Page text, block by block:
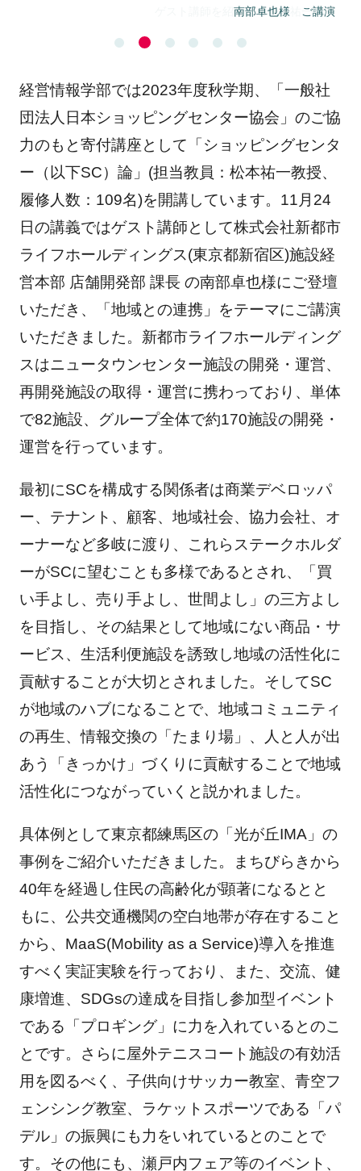
南部卓也様 ご講演
経営情報学部では2023年度秋学期、「一般社
団法人日本ショッピングセンター協会」のご協
力のもと寄付講座として「ショッピングセンタ
ー（以下SC）論」(担当教員：松本祐一教授、
履修人数：109名)を開講しています。11月24
日の講義ではゲスト講師として株式会社新都市
ライフホールディングス(東京都新宿区)施設経
営本部 店舗開発部 課長 の南部卓也様にご登壇
いただき、「地域との連携」をテーマにご講演
いただきました。新都市ライフホールディング
スはニュータウンセンター施設の開発・運営、
再開発施設の取得・運営に携わっており、単体
で82施設、グループ全体で約170施設の開発・
運営を行っています。
最初にSCを構成する関係者は商業デベロッパ
ー、テナント、顧客、地域社会、協力会社、オ
ーナーなど多岐に渡り、これらステークホルダ
ーがSCに望むことも多様であるとされ、「買
い手よし、売り手よし、世間よし」の三方よし
を目指し、その結果として地域にない商品・サ
ービス、生活利便施設を誘致し地域の活性化に
貢献することが大切とされました。そしてSC
が地域のハブになることで、地域コミュニティ
の再生、情報交換の「たまり場」、人と人が出
あう「きっかけ」づくりに貢献することで地域
活性化につながっていくと説かれました。
具体例として東京都練馬区の「光が丘IMA」の
事例をご紹介いただきました。まちびらきから
40年を経過し住民の高齢化が顕著になるとと
もに、公共交通機関の空白地帯が存在すること
から、MaaS(Mobility as a Service)導入を推進
すべく実証実験を行っており、また、交流、健
康増進、SDGsの達成を目指し参加型イベント
である「プロギング」に力を入れているとのこ
とです。さらに屋外テニスコート施設の有効活
用を図るべく、子供向けサッカー教室、青空フ
ェンシング教室、ラケットスポーツである「パ
デル」の振興にも力をいれているとのことで
す。その他にも、瀬戸内フェア等のイベント、